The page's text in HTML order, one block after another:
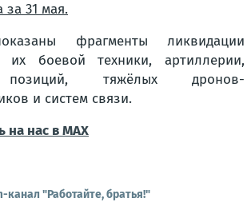
31 мая.
фрагменты ликвидации
их боевой техники, артиллерии,
позиций, тяжёлых дронов-
и систем связи.
на нас в MAX
канал "Работайте, братья!"